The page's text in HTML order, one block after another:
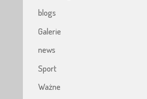
blogs
Galerie
news
Sport
Ważne